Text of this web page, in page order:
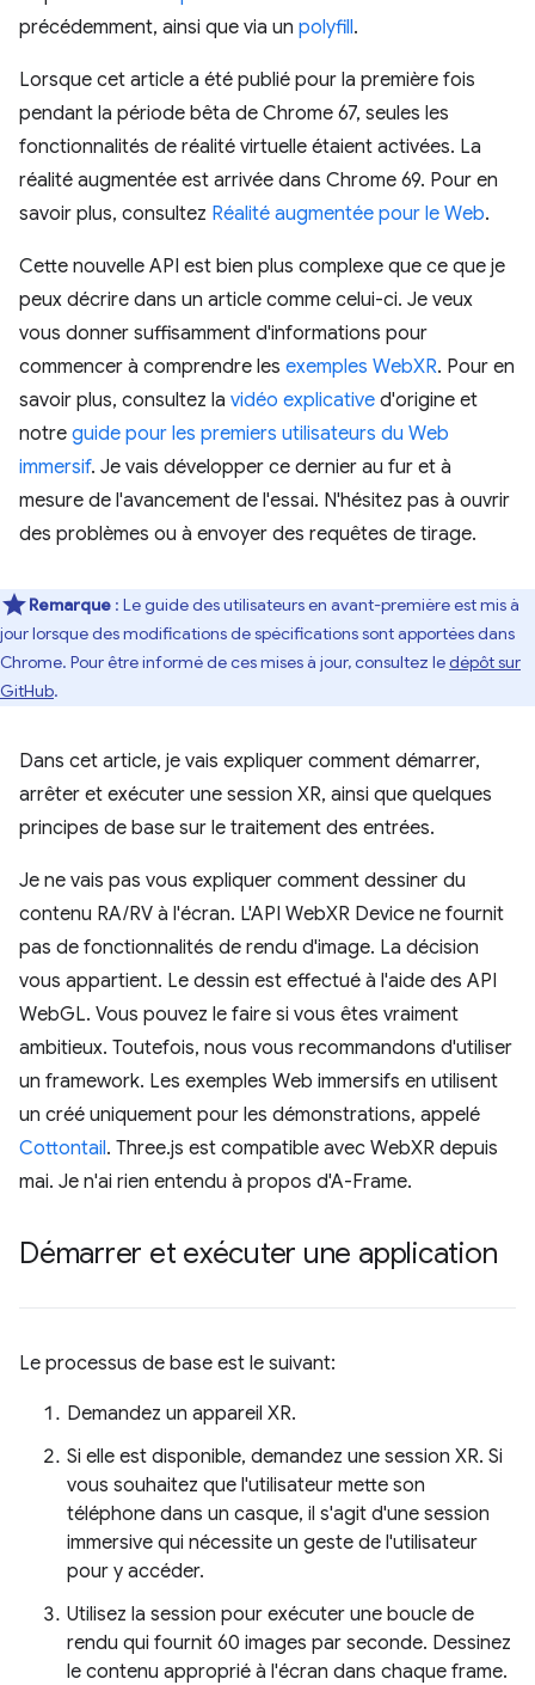
précédemment, ainsi que via un polyfill.
Lorsque cet article a été publié pour la première fois
pendant la période bêta de Chrome 67, seules les
fonctionnalités de réalité virtuelle étaient activées. La
réalité augmentée est arrivée dans Chrome 69. Pour en
savoir plus, consultez Réalité augmentée pour le Web.
Cette nouvelle API est bien plus complexe que ce que je
peux décrire dans un article comme celui-ci. Je veux
vous donner suffisamment d'informations pour
commencer à comprendre les exemples WebXR. Pour en
savoir plus, consultez la vidéo explicative d'origine et
notre guide pour les premiers utilisateurs du Web
immersif. Je vais développer ce dernier au fur et à
mesure de l'avancement de l'essai. N'hésitez pas à ouvrir
des problèmes ou à envoyer des requêtes de tirage.
Remarque : Le guide des utilisateurs en avant-première est mis à
jour lorsque des modifications de spécifications sont apportées dans
Chrome. Pour être informé de ces mises à jour, consultez ledépôt sur
GitHub.
Dans cet article, je vais expliquer comment démarrer,
arrêter et exécuter une session XR, ainsi que quelques
principes de base sur le traitement des entrées.
Je ne vais pas vous expliquer comment dessiner du
contenu RA/RV à l'écran. L'API WebXR Device ne fournit
pas de fonctionnalités de rendu d'image. La décision
vous appartient. Le dessin est effectué à l'aide des API
WebGL. Vous pouvez le faire si vous êtes vraiment
ambitieux. Toutefois, nous vous recommandons d'utiliser
un framework. Les exemples Web immersifs en utilisent
un créé uniquement pour les démonstrations, appelé
Cottontail. Three.js est compatible avec WebXR depuis
mai. Je n'ai rien entendu à propos d'A-Frame.
Démarrer et exécuter une application
Le processus de base est le suivant:
Demandez un appareil XR.
Si elle est disponible, demandez une session XR. Si
vous souhaitez que l'utilisateur mette son
téléphone dans un casque, il s'agit d'une session
immersive qui nécessite un geste de l'utilisateur
pour y accéder.
Utilisez la session pour exécuter une boucle de
rendu qui fournit 60 images par seconde. Dessinez
le contenu approprié à l'écran dans chaque frame.